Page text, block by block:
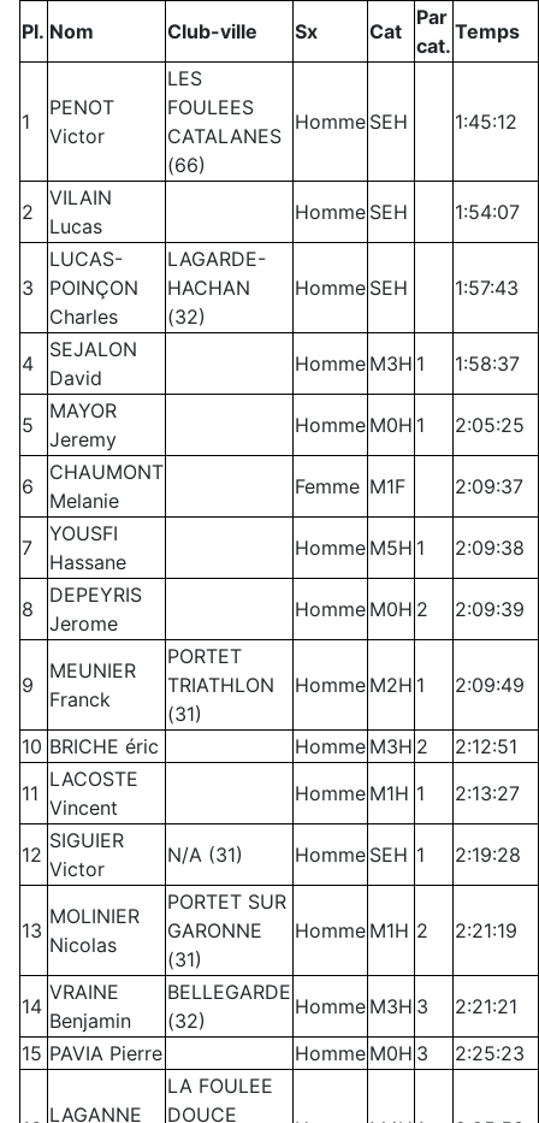
Pl. Nom Club-ville Sx Cat
Par
cat.
Temps
1
PENOT
Victor
LES
FOULEES
CATALANES
(66)
Homme SEH 1:45:12
2
VILAIN
Lucas
Homme SEH 1:54:07
3
LUCAS-
POINÇON
Charles
LAGARDE-
HACHAN
(32)
Homme SEH 1:57:43
4
SEJALON
David
Homme M3H 1 1:58:37
5
MAYOR
Jeremy
Homme M0H 1 2:05:25
6
CHAUMONT
Melanie
Femme M1F 2:09:37
7
YOUSFI
Hassane
Homme M5H 1 2:09:38
8
DEPEYRIS
Jerome
Homme M0H 2 2:09:39
9
MEUNIER
Franck
PORTET
TRIATHLON
(31)
Homme M2H 1 2:09:49
10 BRICHE éric Homme M3H 2
2:12:51
11
LACOSTE
Vincent
Homme M1H 1 2:13:27
12
SIGUIER
Victor
N/A (31) Homme SEH 1 2:19:28
13
MOLINIER
Nicolas
PORTET SUR
GARONNE
(31)
Homme M1H 2 2:21:19
14
VRAINE
Benjamin
BELLEGARDE
(32)
Homme M3H 3
2:21:21
15 PAVIA Pierre Homme M0H 3 2:25:23
LAGANNE
LA FOULEE
DOUCE